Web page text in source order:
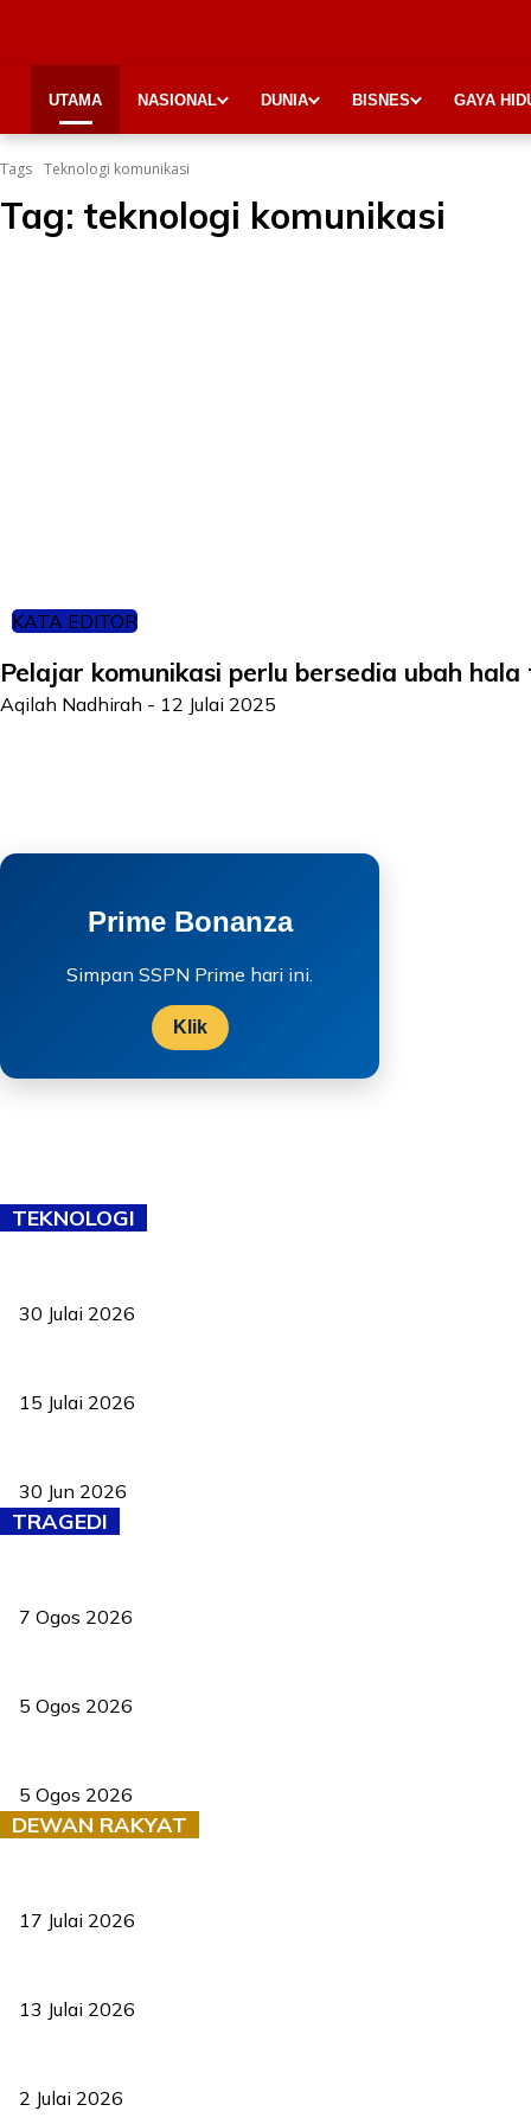
UTAMA NASIONAL DUNIA BISNES GAYA
Tags Teknologi komunikasi
Tag: teknologi komunikasi
KATA EDITOR
Pelajar komunikasi perlu bersedia ubah
Aqilah Nadhirah - 12 Julai 2025
Prime Bonanza
Simpan SSPN Prime hari ini.
Klik
TEKNOLOGI
30 Julai 2026
15 Julai 2026
30 Jun 2026
TRAGEDI
7 Ogos 2026
5 Ogos 2026
5 Ogos 2026
DEWAN RAKYAT
17 Julai 2026
13 Julai 2026
2 Julai 2026